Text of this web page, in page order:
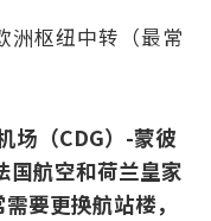
洲枢纽中转（最常
场（CDG）-蒙彼
国航空和荷兰皇家
要更换航站楼，